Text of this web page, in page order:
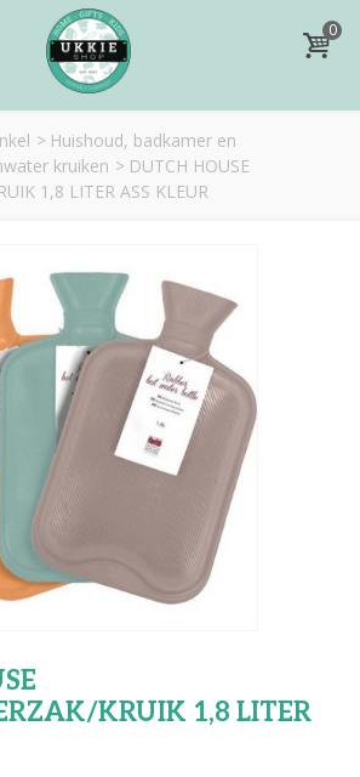
0
> Huishoud, badkamer en
kruiken > DUTCH HOUSE
1,8 LITER ASS KLEUR
KRUIK 1,8 LITER